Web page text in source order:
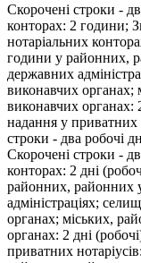
Скорочені строки -
конторах: 2 години;
нотаріальних
години у районних,
державних
виконавчих органах;
виконавчих органах:
надання у приватних
строки - два робочі
Скорочені строки -
конторах: 2 дні
районних, районних
адміністраціях;
органах; міських,
органах: 2 дні
приватних